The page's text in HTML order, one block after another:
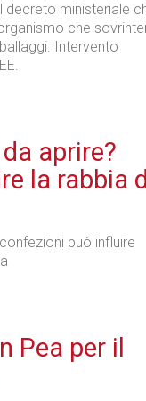
decreto ministeriale
che
Intervento
aprire?
la rabbia
può influire
Pea per il